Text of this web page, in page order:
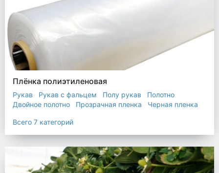
Плёнка полиэтиленовая
Рукав Рукав с фальцем Полу рукав
Полотно
Двойное полотно
Прозрачная пленка Черная пленка
Всего 7 категорий